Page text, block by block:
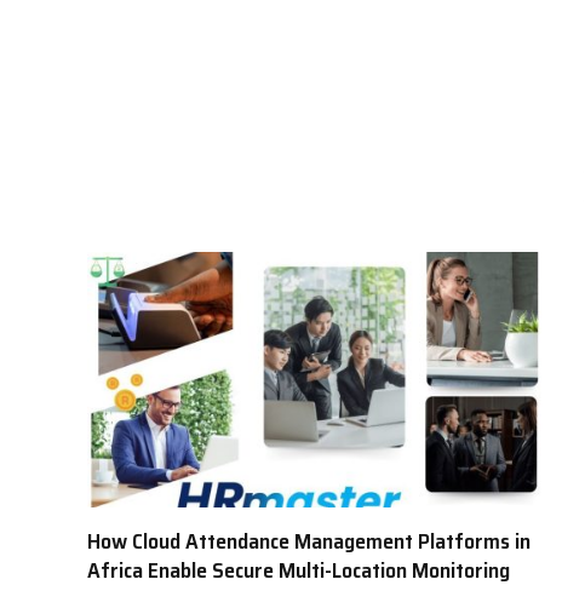
How Cloud Attendance Management Platforms in
Africa Enable Secure Multi-Location Monitoring